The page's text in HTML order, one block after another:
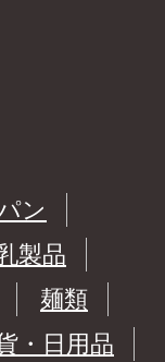
ン
製品
麺類
・日用品